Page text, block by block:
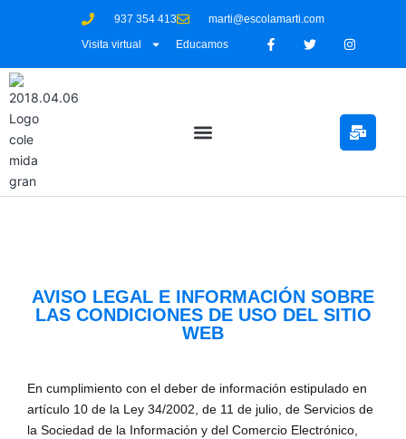
937 354 413
marti@escolamarti.com
Visita virtual
Educamos
AVISO LEGAL E INFORMACIÓN SOBRE
LAS CONDICIONES DE USO DEL SITIO
WEB
En cumplimiento con el deber de información estipulado en
artículo 10 de la Ley 34/2002, de 11 de julio, de Servicios de
la Sociedad de la Información y del Comercio Electrónico,